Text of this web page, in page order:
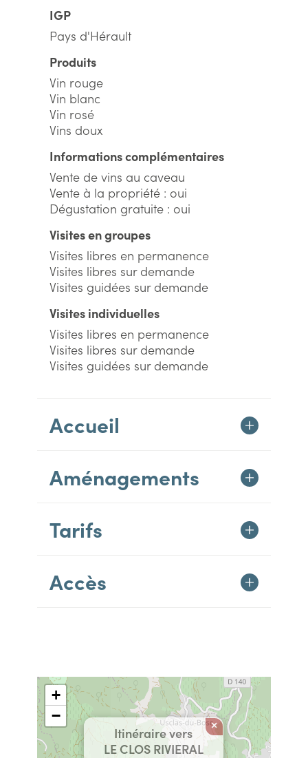
IGP
Pays d'Hérault
Produits
Vin rouge
Vin blanc
Vin rosé
Vins doux
Informations complémentaires
Vente de vins au caveau
Vente à la propriété : oui
Dégustation gratuite : oui
Visites en groupes
Visites libres en permanence
Visites libres sur demande
Visites guidées sur demande
Visites individuelles
Visites libres en permanence
Visites libres sur demande
Visites guidées sur demande
Accueil
Aménagements
Tarifs
Accès
Itinéraire vers
LE CLOS RIVIERAL
×
+
−